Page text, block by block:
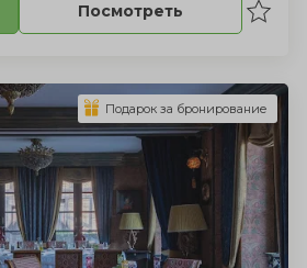
Посмотреть
Подарок за бронирование